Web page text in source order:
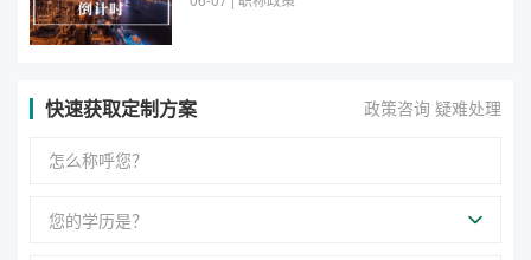
快速获取定制方案 政策咨询 疑难处理